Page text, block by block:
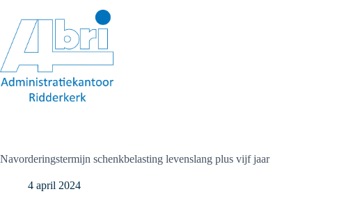
inhoud
Navorderingstermijn schenkbelasting levenslang plus vijf jaar
4 april 2024